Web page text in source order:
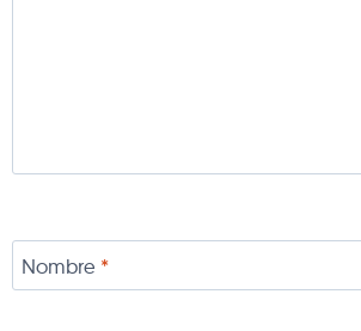
Nombre *